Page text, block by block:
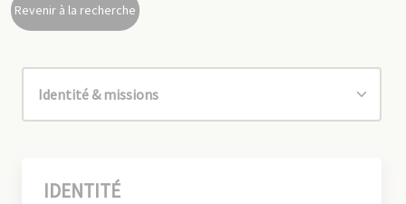
Revenir à la recherche
IDENTITÉ